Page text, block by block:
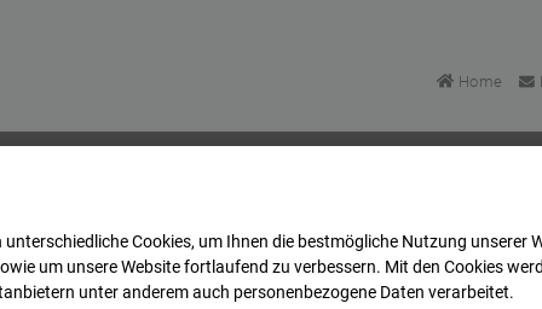
Home
Bpl 5B – 96WE - Cam 1 Archiv 2026 07 08
unterschiedliche Cookies, um Ihnen die best­mögliche Nutzung unserer
um unsere Website fortlaufend zu verbessern. Mit den Cookies
unter anderem auch personenbezogene Daten verarbeitet.